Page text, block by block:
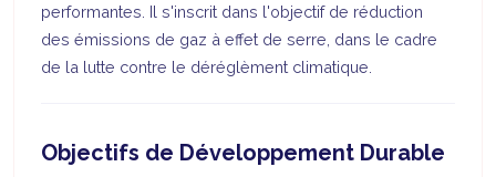
performantes. Il s'inscrit dans l'objectif de réduction
des émissions de gaz à effet de serre, dans le cadre
de la lutte contre le déréglèment climatique.
Objectifs de Développement Durable